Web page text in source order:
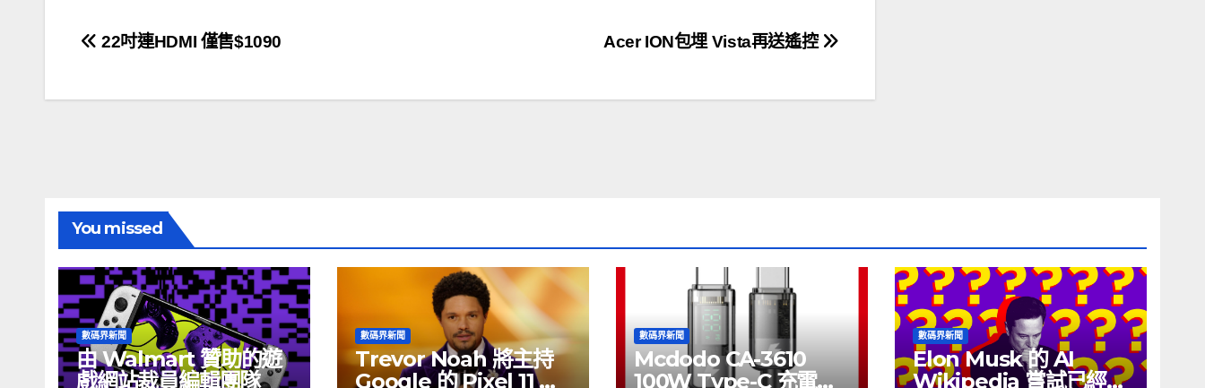
文
Acer ION包埋 Vista再送遙控
22吋連HDMI 僅售$1090
You missed
數碼界新聞
由 Walmart 贊助的遊
戲網站裁員編輯團隊
數碼界新聞
Trevor Noah 將主持
Google 的 Pixel 11 推
數碼界新聞
Mcdodo CA-3610
100W Type-C 充電線
數碼界新聞
Elon Musk 的 AI
Wikipedia 嘗試已經幾